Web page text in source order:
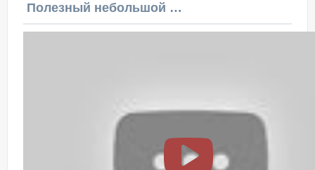
Полезный небольшой видеоурок по этой теме